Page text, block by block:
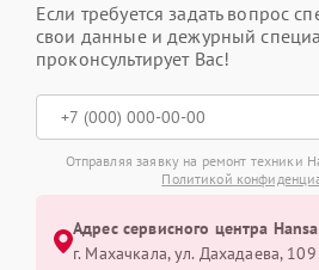
Если требуется задать вопрос
свои данные и дежурный
проконсультирует Вас!
Отправляя заявку на ремонт техники
Политикой
Адрес сервисного центра
г. Махачкала, ул. Дахадаева, 109